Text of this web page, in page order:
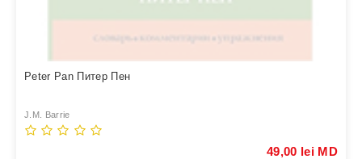
Peter Pan Питер Пен
J.M. Barrie
49,00 lei MD